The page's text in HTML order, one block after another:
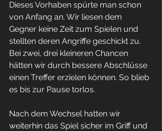
Dieses Vorhaben spürte man schon
von Anfang an. Wir liesen dem
Gegner keine Zeit zum Spielen und
stellten deren Angriffe geschickt zu.
Bei zwei, drei kleineren Chancen
hätten wir durch bessere Abschlüsse
einen Treffer erzielen können. So blieb
es bis zur Pause torlos.
Nach dem Wechsel hatten wir
weiterhin das Spiel sicher im Griff und